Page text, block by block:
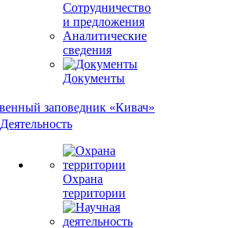
Сотрудничество
и предложения
Аналитические
сведения
Документы
Деятельность
Охрана
территории